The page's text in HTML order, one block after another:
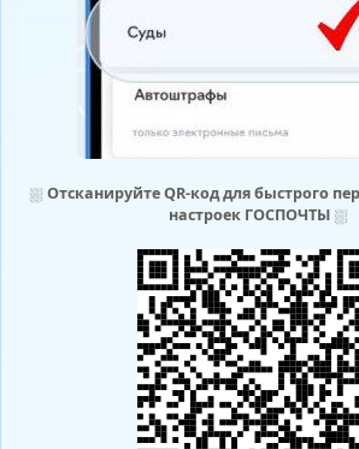
⛆ Отсканируйте QR-код для быстрого
настроек ГОСПОЧТЫ⛆